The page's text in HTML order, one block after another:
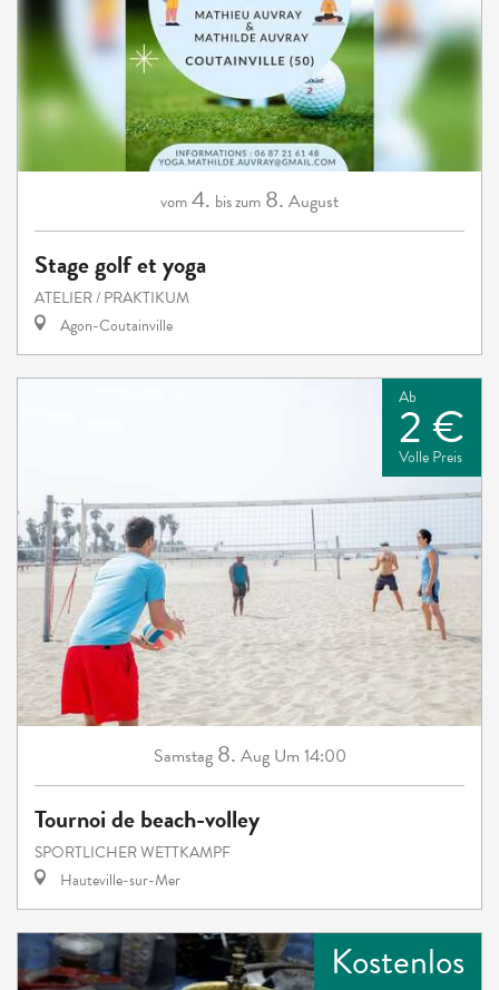
vom4. bis zum 8. August
Stage golf et yoga
ATELIER / PRAKTIKUM
Agon-Coutainville
Ab
2 €
Volle Preis
Samstag 8. Aug Um 14:00
Tournoi de beach-volley
SPORTLICHER WETTKAMPF
Hauteville-sur-Mer
Kostenlos